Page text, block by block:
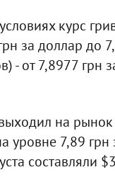
курс
за доллар до
от 7,8977 грн
на
уровне 7,89 грн
составляли